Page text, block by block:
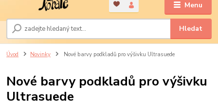
Menu
Hledat
Úvod Novinky Nové barvy podkladů pro výšivku Ultrasuede
Nové barvy podkladů pro výšivku
Ultrasuede